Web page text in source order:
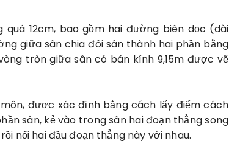
quá 12cm, bao gồm hai đường biên dọc (dài
giữa sân chia đôi sân thành hai phần bằng
tròn giữa sân có bán kính 9,15m được vẽ
được xác định bằng cách lấy điểm cách
sân, kẻ vào trong sân hai đoạn thẳng song
nối hai đầu đoạn thẳng này với nhau.